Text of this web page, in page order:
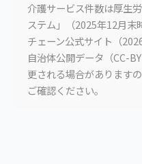
介護サービス件数は厚生
ステム」（2025年12月末
チェーン公式サイト（
自治体公開データ（CC-
更される場合があります
ご確認ください。